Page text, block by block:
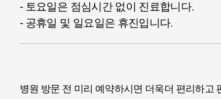
- 토요일은 점심시간 없이 진료합니다.
- 공휴일 및 일요일은 휴진입니다.
병원 방문 전 미리 예약하시면 더욱더 편리하고